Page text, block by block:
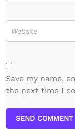
Save my name,
the next time I
SEND COMMENT